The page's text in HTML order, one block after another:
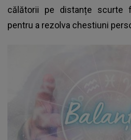
călătorii pe distanțe scurte
pentru a rezolva chestiuni